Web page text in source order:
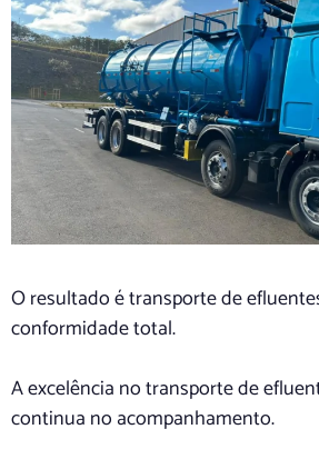
O resultado é transporte de
conformidade total.
A excelência no transporte de
continua no acompanhamento.